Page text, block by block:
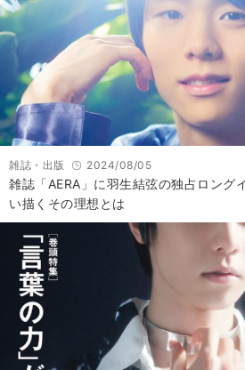
雑誌・出版 2024/08/05
雑誌「AERA」に羽生結弦の独占ロング
い描くその理想とは